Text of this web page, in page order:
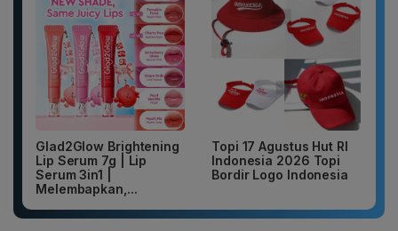
Glad2Glow Brightening
Lip Serum 7g | Lip
Serum 3in1 |
Melembapkan,...
Topi 17 Agustus Hut RI
Indonesia 2026 Topi
Bordir Logo Indonesia